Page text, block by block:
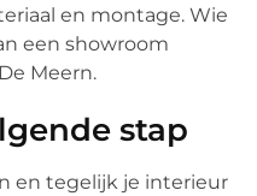
en montage. Wie
een showroom
Meern.
stap
en tegelijk je interieur